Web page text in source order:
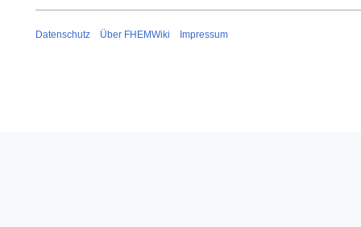
Datenschutz Über FHEMWiki Impressum